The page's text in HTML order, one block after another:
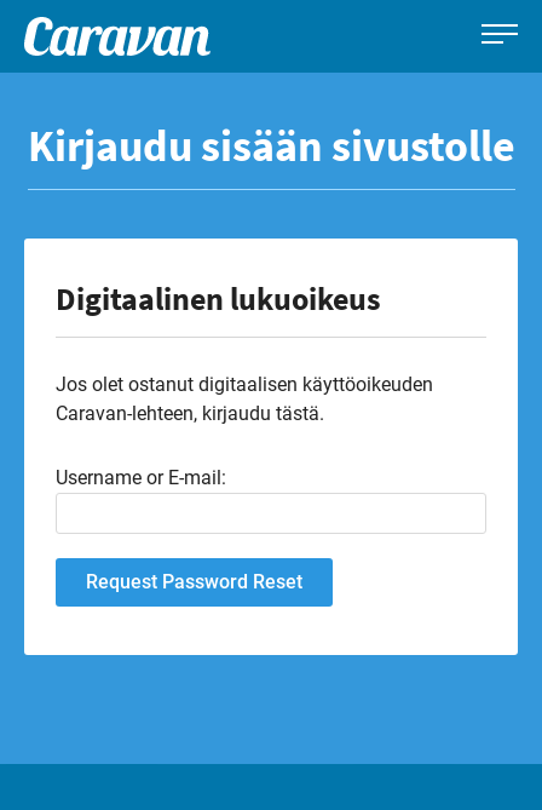
sisältöön
Caravan-
Leirintämatkailun
Kirjaudu sisään sivustolle
Digitaalinen lukuoikeus
Jos olet ostanut digitaalisen käyttöoikeuden
Caravan-lehteen, kirjaudu tästä.
Username or E-mail: